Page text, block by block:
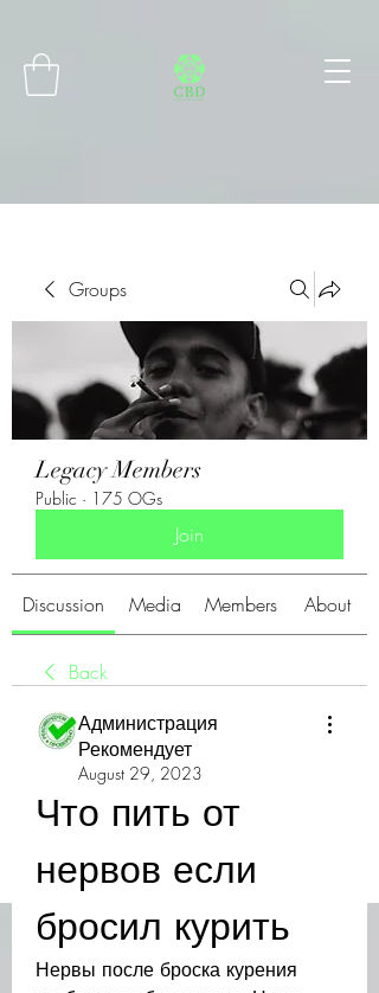
Groups
Legacy Members
Public · 175 OGs
Join
Discussion Media Members About
Back
Администрация
Рекомендует
August 29, 2023
Что пить от
нервов если
бросил курить
Нервы после броска курения